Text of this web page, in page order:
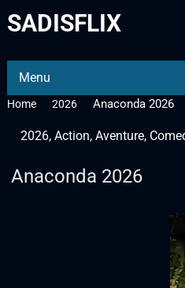
SADISFLIX
Menu
Home 2026 Anaconda 2026
2026, Action, Aventure,
Anaconda 2026